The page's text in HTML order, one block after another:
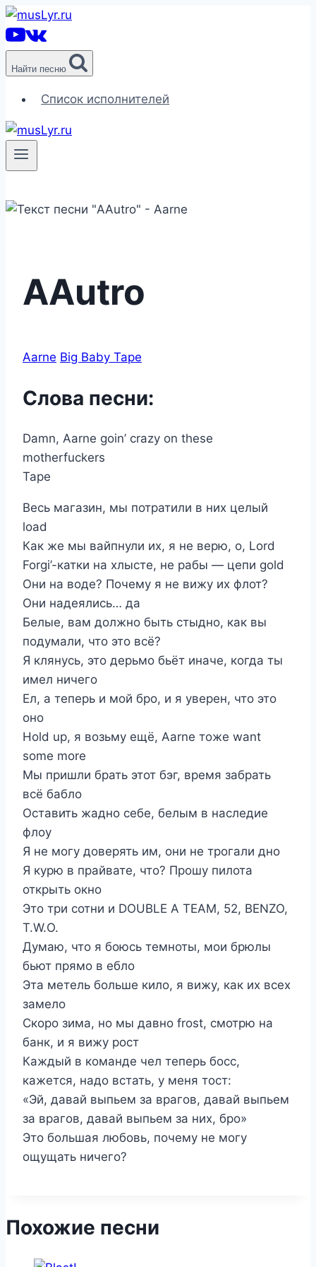
Перейти
к
содержимому
Найти песню
Список исполнителей
AAutro
Aarne Big Baby Tape
Слова песни:
Damn, Aarne goin’ crazy on these
motherfuckers
Tape
Весь магазин, мы потратили в них целый
load
Как же мы вайпнули их, я не верю, о, Lord
Forgi’-катки на хлысте, не рабы — цепи gold
Они на воде? Почему я не вижу их флот?
Они надеялись… да
Белые, вам должно быть стыдно, как вы
подумали, что это всё?
Я клянусь, это дерьмо бьёт иначе, когда ты
имел ничего
Ел, а теперь и мой бро, и я уверен, что это
оно
Hold up, я возьму ещё, Aarne тоже want
some more
Мы пришли брать этот бэг, время забрать
всё бабло
Оставить жадно себе, белым в наследие
флоу
Я не могу доверять им, они не трогали дно
Я курю в прайвате, что? Прошу пилота
открыть окно
Это три сотни и DOUBLE A TEAM, 52, BENZO,
T.W.O.​
Думаю, что я боюсь темноты, мои брюлы
бьют прямо в ебло
Эта метель больше кило, я вижу, как их всех
замело
Скоро зима, но мы давно frost, смотрю на
банк, и я вижу рост
Каждый в команде чел теперь босс,
кажется, надо встать, у меня тост:
«Эй, давай выпьем за врагов, давай выпьем
за врагов, давай выпьем за них, бро»
Это большая любовь, почему не могу
ощущать ничего?
Похожие песни